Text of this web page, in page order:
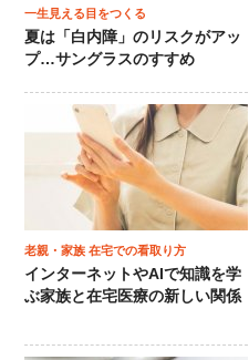
一生見える目をつくる
夏は「白内障」のリスクがアッ
プ…サングラスのすすめ
老親・家族 在宅での看取り方
インターネットやAIで知識を学
ぶ家族と在宅医療の新しい関係